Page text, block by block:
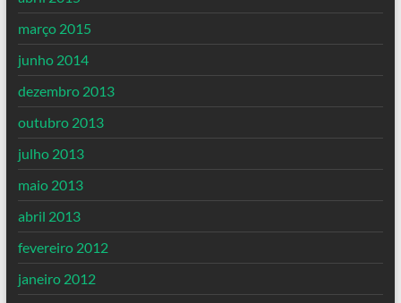
março 2015
junho 2014
dezembro 2013
outubro 2013
julho 2013
maio 2013
abril 2013
fevereiro 2012
janeiro 2012